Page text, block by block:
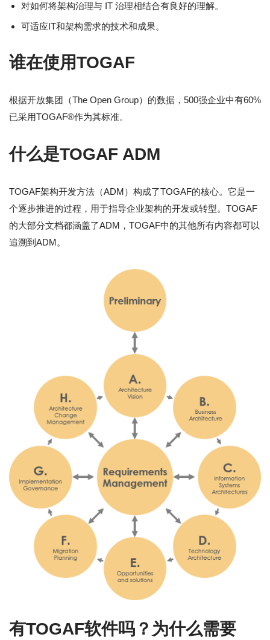
对如何将架构治理与 IT 治理相结合有良好的理解。
可适应IT和架构需求的技术和成果。
谁在使用TOGAF
根据开放集团（The Open Group）的数据，500强企业中有60%
已采用TOGAF®作为其标准。
什么是TOGAF ADM
TOGAF架构开发方法（ADM）构成了TOGAF的核心。它是一
个逐步推进的过程，用于指导企业架构的开发或转型。TOGAF
的大部分文档都涵盖了ADM，TOGAF中的其他所有内容都可以
追溯到ADM。
有TOGAF软件吗？为什么需要